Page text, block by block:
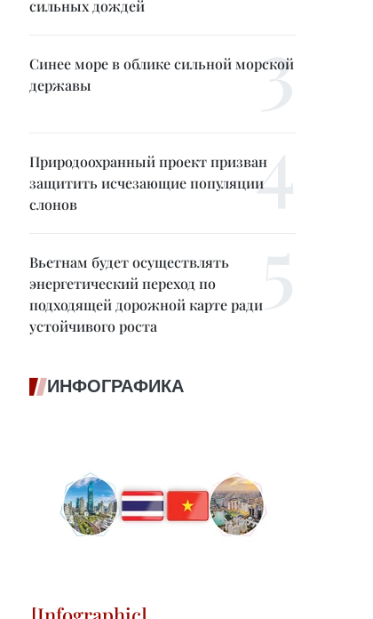
сильных дождей
Синее море в облике сильной морской
державы
Природоохранный проект призван
защитить исчезающие популяции
слонов
Вьетнам будет осуществлять
энергетический переход по
подходящей дорожной карте ради
устойчивого роста
ИНФОГРАФИКА